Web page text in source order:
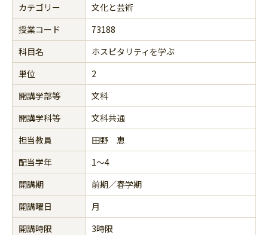
カテゴリー
文化と芸術
授業コード
73188
科目名
ホスピタリティを学ぶ
単位
2
開講学部等
文科
開講学科等
文科共通
担当教員
田野 恵
配当学年
1～4
開講期
前期／春学期
開講曜日
月
開講時限
3時限